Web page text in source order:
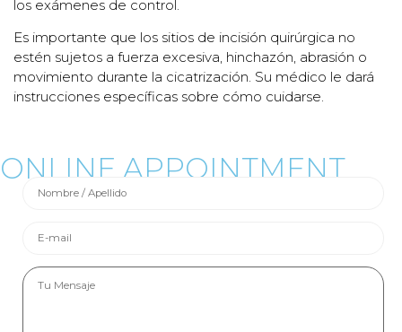
los exámenes de control.
Es importante que los sitios de incisión quirúrgica no
estén sujetos a fuerza excesiva, hinchazón, abrasión o
movimiento durante la cicatrización. Su médico le dará
instrucciones específicas sobre cómo cuidarse.
ONLINE APPOINTMENT